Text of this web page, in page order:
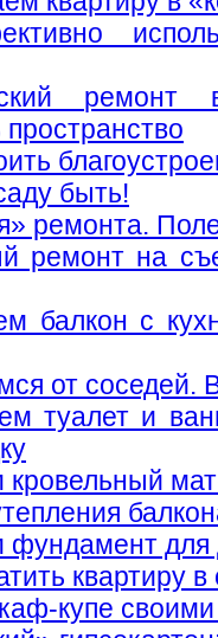
пространство
быть!
ремонта.
ремонт на
балкон с
от соседей.
туалет и
для
квартиру
купе